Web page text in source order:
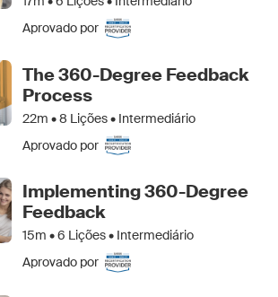
Aprovado por
The 360-Degree Feedback
Process
22m •8 Lições • Intermediário
Aprovado por
Implementing 360-Degree
Feedback
15m •6 Lições • Intermediário
Aprovado por